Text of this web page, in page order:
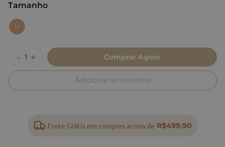
Tamanho
: UU
Comprar Agora
Adicionar ao carrinho
Frete Grátis em compras acima de R$499,90